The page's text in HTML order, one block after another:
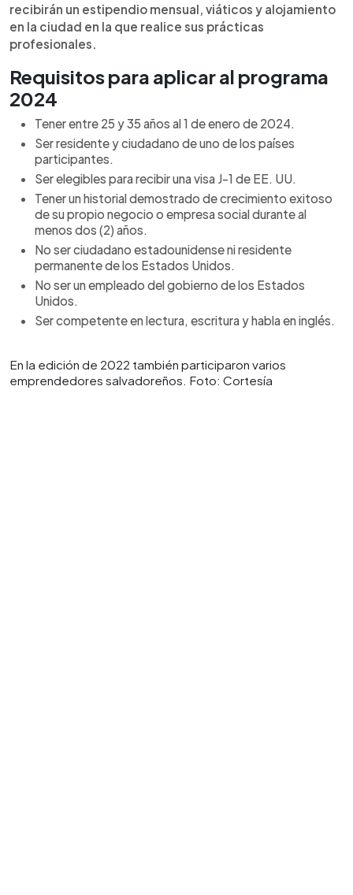
recibirán un estipendio mensual, viáticos y alojamiento
en la ciudad en la que realice sus prácticas
profesionales.
Requisitos para aplicar al programa
2024
Tener entre 25 y 35 años al 1 de enero de 2024.
Ser residente y ciudadano de uno de los países
participantes.
Ser elegibles para recibir una visa J-1 de EE. UU.
Tener un historial demostrado de crecimiento exitoso
de su propio negocio o empresa social durante al
menos dos (2) años.
No ser ciudadano estadounidense ni residente
permanente de los Estados Unidos.
No ser un empleado del gobierno de los Estados
Unidos.
Ser competente en lectura, escritura y habla en inglés.
En la edición de 2022 también participaron varios
emprendedores salvadoreños. Foto: Cortesía